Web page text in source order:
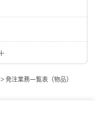
> 発注業務一覧表（物品）